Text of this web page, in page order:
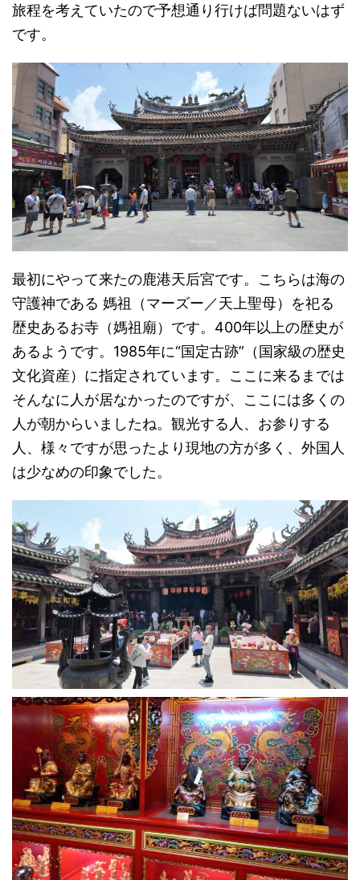
旅程を考えていたので予想通り行けば問題ないはず
です。
最初にやって来たの鹿港天后宮です。こちらは海の
守護神である 媽祖（マーズー／天上聖母）を祀る
歴史あるお寺（媽祖廟）です。400年以上の歴史が
あるようです。1985年に“国定古跡”（国家級の歴史
文化資産）に指定されています。ここに来るまでは
そんなに人が居なかったのですが、ここには多くの
人が朝からいましたね。観光する人、お参りする
人、様々ですが思ったより現地の方が多く、外国人
は少なめの印象でした。